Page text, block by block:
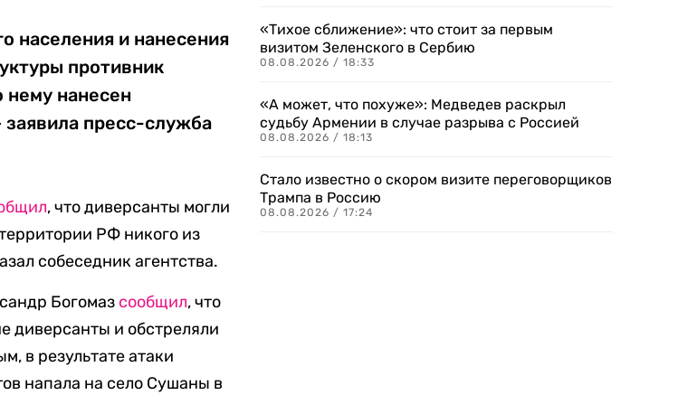
населения и нанесения
противник
нему нанесен
пресс-служба
, что диверсанты могли
РФ никого из
собеседник агентства.
Богомаз сообщил, что
диверсанты и обстреляли
в результате атаки
напала на село Сушаны в
«Тихое сближение»: что стоит за первым
визитом Зеленского в Сербию
08.08.2026 / 18:33
«А может, что похуже»: Медведев раскрыл
судьбу Армении в случае разрыва с Россией
08.08.2026 / 18:13
Стало известно о скором визите переговорщиков
Трампа в Россию
08.08.2026 / 17:24